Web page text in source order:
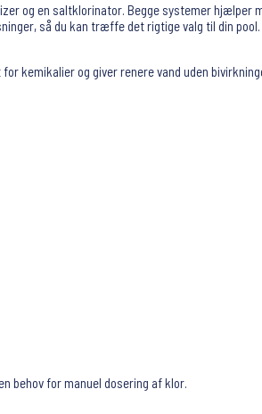
og en saltklorinator. Begge systemer hjælper
så du kan træffe det rigtige valg til din pool.
kemikalier og giver renere vand uden
behov for manuel dosering af klor.